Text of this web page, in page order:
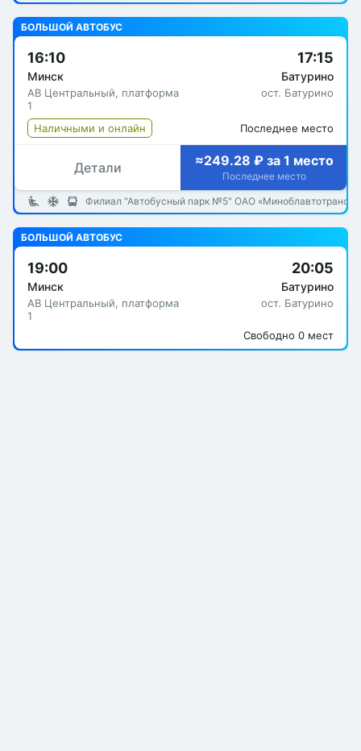
БОЛЬШОЙ АВТОБУС
16:10
Минск
АВ Центральный, платформа
1
17:15
Батурино
ост. Батурино
Наличными и онлайн Последнее место
Детали ≈249.28 ₽ за 1 место
Последнее место
Филиал "Автобусный парк №5" ОАО «Миноблавтотранс»
БОЛЬШОЙ АВТОБУС
19:00
Минск
АВ Центральный, платформа
1
20:05
Батурино
ост. Батурино
Свободно 0 мест